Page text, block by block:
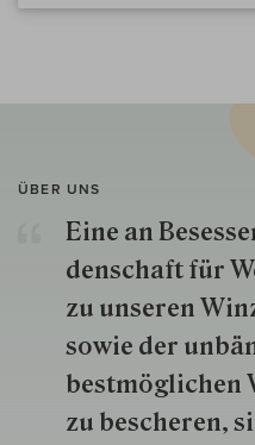
ÜBER UNS
Eine an
den­schaft für
zu unseren
so­wie der
best­mög­lich­en
zu besche­ren,